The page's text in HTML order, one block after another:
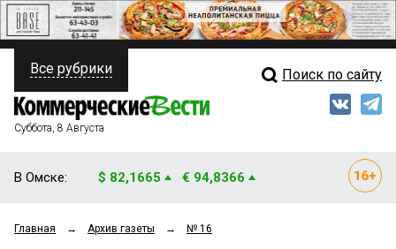
ПОЛИТИКА
ФИНАНСЫ
ОБЩЕСТВО
Свежий выпуск
Все рубрики Поиск по сайту
Суббота, 8 Августа
В Омске: $ 82,1665 € 94,8366
Главная → Архив газеты → № 16